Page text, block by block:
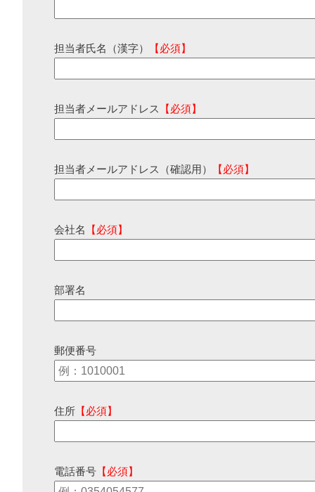
担当者氏名（漢字） 【必須】
担当者メールアドレス 【必須】
担当者メールアドレス（確認用） 【必須】
会社名 【必須】
部署名
郵便番号
住所 【必須】
電話番号 【必須】